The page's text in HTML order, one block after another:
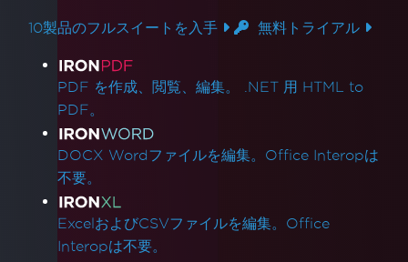
10製品のフルスイートを入手 無料トライアル
製品リンク
PDF を作成、閲覧、編集。 .NET 用 HTML to
PDF。
DOCX Wordファイルを編集。Office Interopは
不要。
ExcelおよびCSVファイルを編集。Office
Interopは不要。